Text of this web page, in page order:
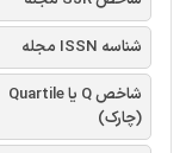
شناسه ISSN مجله
شاخص Q یا Quartile
(چارک)